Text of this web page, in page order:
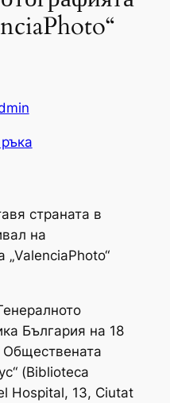
България на 18
Обществената
(Biblioteca
Hospital, 13, Ciutat